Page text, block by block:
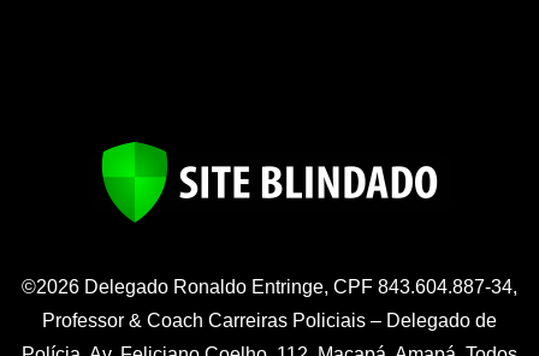
©2026 Delegado Ronaldo Entringe, CPF 843.604.887-34,
Professor & Coach Carreiras Policiais – Delegado de